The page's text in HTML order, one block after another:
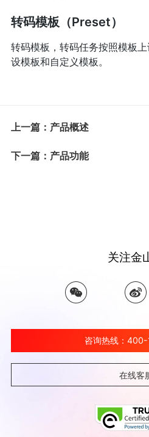
转码模板（Preset）
转码模板，转码任务按照模板
设模板和自定义模板。
上一篇：产品概述
下一篇：产品功能
关注金
咨询热线：
在线客